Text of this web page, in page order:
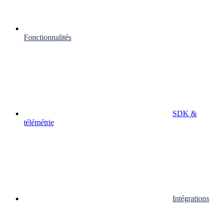
Fonctionnalités
SDK &
télémétrie
Intégrations